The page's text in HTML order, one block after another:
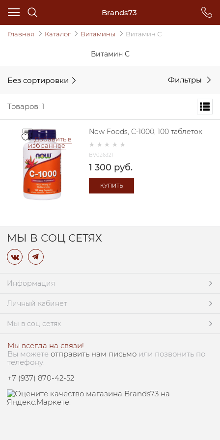
Brands73
Главная Каталог Витамины Витамин С
Витамин С
Без сортировки Фильтры
Товаров: 1
Добавить в
избранное
BV026321
Now Foods, C-1000, 100 таблеток
1 300 руб.
КУПИТЬ
МЫ В СОЦ СЕТЯХ
Информация
Личный кабинет
Мы в соц сетях
Мы всегда на связи!
Вы можете отправить нам письмо или позвонить по
телефону:
+7 (937) 870-42-52